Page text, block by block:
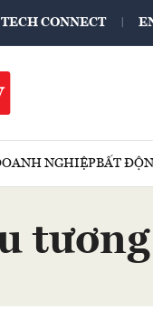
TECH CONNECT
NGHIỆPBẤT